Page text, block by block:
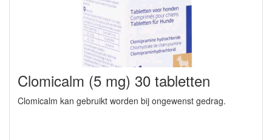
Clomicalm (5 mg) 30 tabletten
Clomicalm kan gebruikt worden bij ongewenst gedrag.